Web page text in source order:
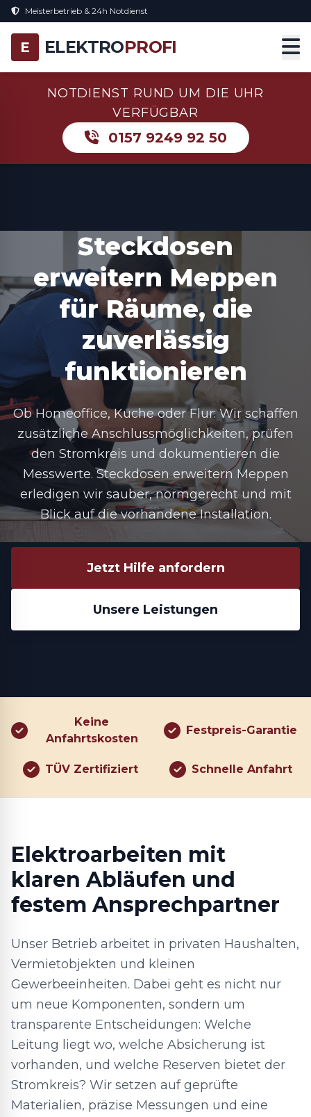
Meisterbetrieb & 24h Notdienst
E ELEKTROPROFI
NOTDIENST RUND UM DIE UHR
VERFÜGBAR
0157 9249 92 50
Steckdosen
erweitern Meppen
für Räume, die
zuverlässig
funktionieren
Ob Homeoffice, Küche oder Flur: Wir schaffen
zusätzliche Anschlussmöglichkeiten, prüfen
den Stromkreis und dokumentieren die
Messwerte.Steckdosen erweitern Meppen
erledigen wir sauber, normgerecht und mit
Blick auf die vorhandene Installation.
Jetzt Hilfe anfordern
Unsere Leistungen
Keine
Anfahrtskosten
Festpreis-Garantie
TÜV Zertifiziert Schnelle Anfahrt
Elektroarbeiten mit
klaren Abläufen und
festem Ansprechpartner
Unser Betrieb arbeitet in privaten Haushalten,
Vermietobjekten und kleinen
Gewerbeeinheiten. Dabei geht es nicht nur
um neue Komponenten, sondern um
transparente Entscheidungen: Welche
Leitung liegt wo, welche Absicherung ist
vorhanden, und welche Reserven bietet der
Stromkreis? Wir setzen auf geprüfte
Materialien, präzise Messungen und eine